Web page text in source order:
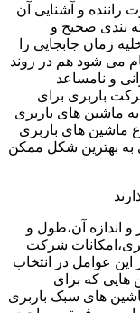
و آشنایی آن
بندی صحیح و
زمان جابجایی را
می شود هم در روند
و نامساعد
باربری برای
ماشین های باربری
ماشین های باربری
بهترین شکل ممکن
و اندازه آن،طول و
شرکت
این عوامل در انتخاب
هایی که برای
های سبک باربری